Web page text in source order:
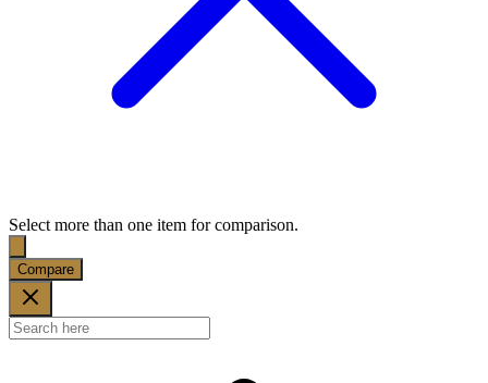
Select more than one item for comparison.
Compare